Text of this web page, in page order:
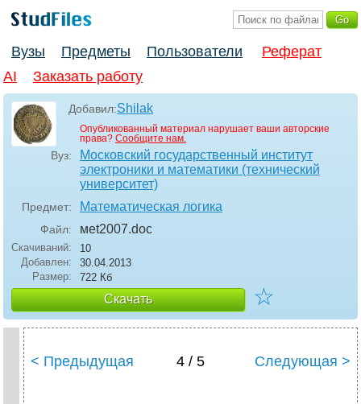
Вузы Предметы Пользователи
Реферат
AI
Заказать работу
Добавил:Shilak
Опубликованный материал нарушает ваши авторские
права? Сообщите нам.
Вуз:
Московский государственный институт
электроники и математики (технический
университет)
Предмет: Математическая логика
Файл: меt2007.doc
Скачиваний:
10
Добавлен:
30.04.2013
Размер:
722 Кб
Скачать ☆
< Предыдущая 4 / 5 Следующая >